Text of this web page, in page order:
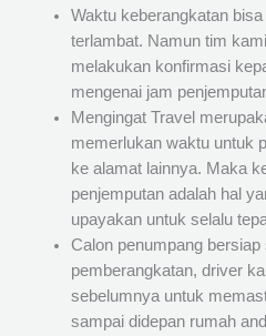
Waktu keberangkatan
terlambat. Namun tim
melakukan konfirmasi
mengenai jam
Mengingat Travel
memerlukan waktu untuk
ke alamat lainnya. Maka
penjemputan adalah hal
upayakan untuk selalu
Calon penumpang
pemberangkatan, driver
sebelumnya untuk
sampai didepan rumah